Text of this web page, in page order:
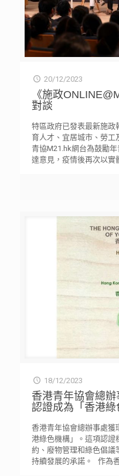
20/12/2023
《施政
對談
特區政府已發表最新施政
育人才、宜居城市、勞工
青協M21.hk網台為鼓勵
達意見，疫情後再次以實
18/12/2023
香港青年協會總
認證成為「香港綠
香港青年協會總辦事處獲
港綠色機構」。這項認證
約、廢物管理和綠色倡議
持續發展的承諾。 作為